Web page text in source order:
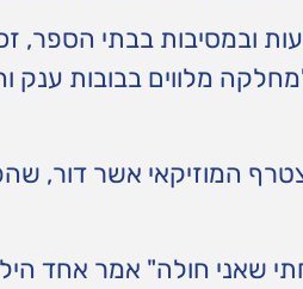
ובמסיבות בבתי הספר,
מלווים בבובות ענק
המוזיקאי אשר דור,
שאני חולה" אמר אחד